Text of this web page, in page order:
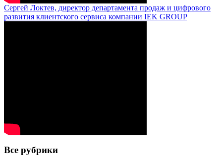
Сергей Локтев, директор департамента продаж и цифрового
развития клиентского сервиса компании IEK GROUP
Все рубрики